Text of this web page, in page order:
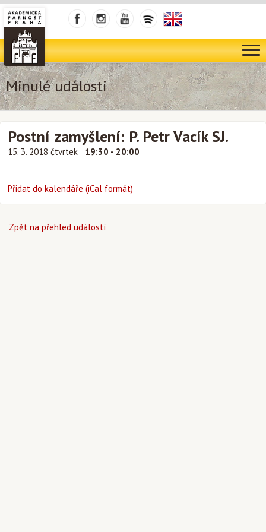
Minulé události
Postní zamyšlení: P. Petr Vacík SJ.
15. 3. 2018 čtvrtek 19:30 - 20:00
Přidat do kalendáře (iCal formát)
Zpět na přehled událostí